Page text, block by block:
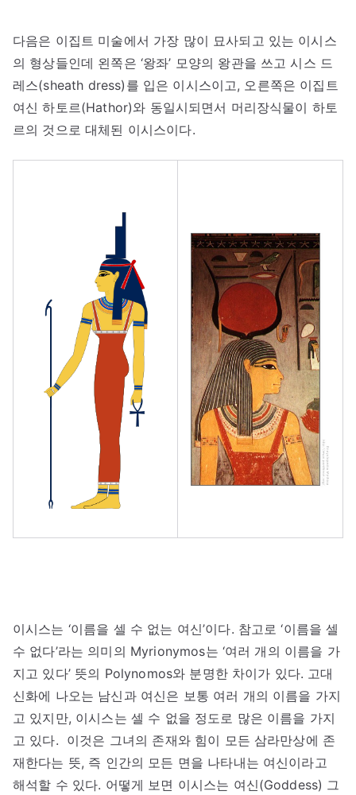
다음은 이집트 미술에서 가장 많이 묘사되고 있는 이시스
의 형상들인데 왼쪽은 ‘왕좌’ 모양의 왕관을 쓰고 시스 드
레스(sheath dress)를 입은 이시스이고, 오른쪽은 이집트
여신 하토르(Hathor)와 동일시되면서 머리장식물이 하토
르의 것으로 대체된 이시스이다.
이시스는 ‘이름을 셀 수 없는 여신’이다. 참고로 ‘이름을 셀
수 없다’라는 의미의 Myrionymos는 ‘여러 개의 이름을 가
지고 있다’ 뜻의 Polynomos와 분명한 차이가 있다. 고대
신화에 나오는 남신과 여신은 보통 여러 개의 이름을 가지
고 있지만, 이시스는 셀 수 없을 정도로 많은 이름을 가지
고 있다. 이것은 그녀의 존재와 힘이 모든 삼라만상에 존
재한다는 뜻, 즉 인간의 모든 면을 나타내는 여신이라고
해석할 수 있다. 어떻게 보면 이시스는 여신(Goddess) 그